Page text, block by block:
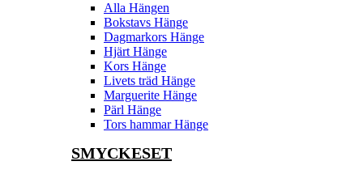
Alla Hängen
Bokstavs Hänge
Dagmarkors Hänge
Hjärt Hänge
Kors Hänge
Livets träd Hänge
Marguerite Hänge
Pärl Hänge
Tors hammar Hänge
SMYCKESET